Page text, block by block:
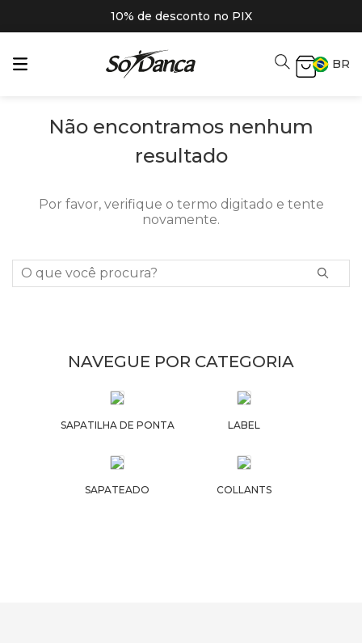
10% de desconto no PIX
BR
Não encontramos nenhum
resultado
Por favor, verifique o termo digitado e tente
novamente.
O que você procura?
NAVEGUE POR CATEGORIA
SAPATILHA DE PONTA LABEL
SAPATEADO COLLANTS